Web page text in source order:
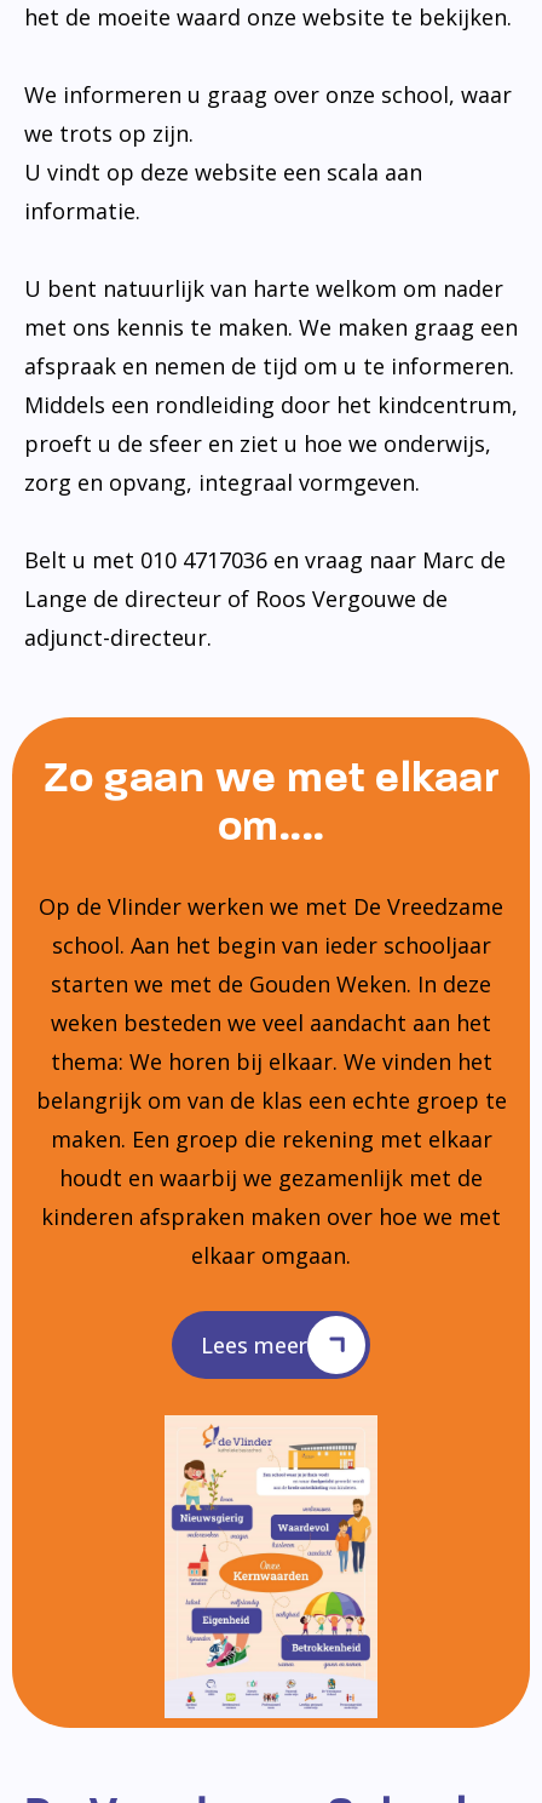
het de moeite waard onze website te bekijken.
We informeren u graag over onze school, waar
we trots op zijn.
U vindt op deze website een scala aan
informatie.
U bent natuurlijk van harte welkom om nader
met ons kennis te maken. We maken graag een
afspraak en nemen de tijd om u te informeren.
Middels een rondleiding door het kindcentrum,
proeft u de sfeer en ziet u hoe we onderwijs,
zorg en opvang, integraal vormgeven.
Belt u met 010 4717036 en vraag naar Marc de
Lange de directeur of Roos Vergouwe de
adjunct-directeur.
Zo gaan we met elkaar
om....
Op de Vlinder werken we met De Vreedzame
school. Aan het begin van ieder schooljaar
starten we met de Gouden Weken. In deze
weken besteden we veel aandacht aan het
thema: We horen bij elkaar. We vinden het
belangrijk om van de klas een echte groep te
maken. Een groep die rekening met elkaar
houdt en waarbij we gezamenlijk met de
kinderen afspraken maken over hoe we met
elkaar omgaan.
Lees meer